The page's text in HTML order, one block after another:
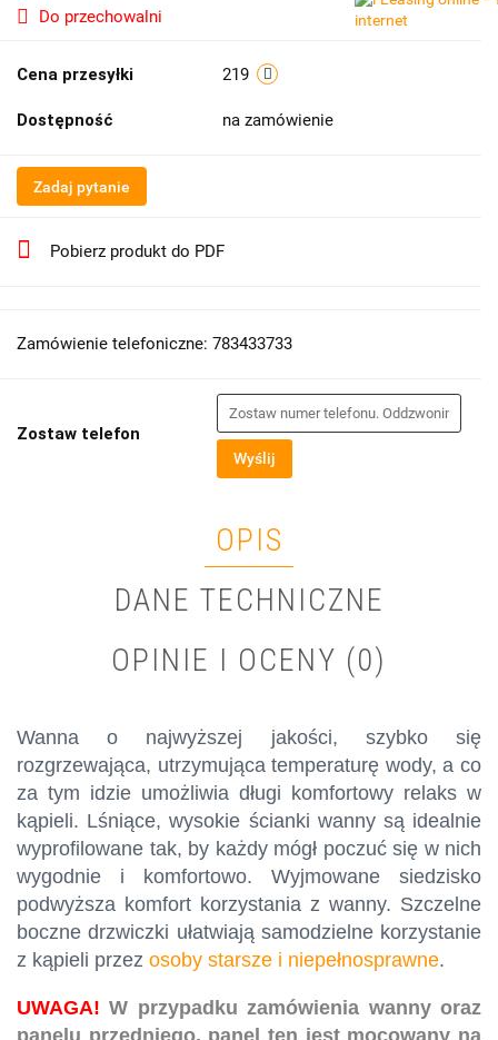
Do przechowalni
Cena przesyłki 219
Dostępność na zamówienie
Zadaj pytanie
Pobierz produkt do PDF
Zamówienie telefoniczne: 783433733
Zostaw telefon
Wyślij
OPIS
DANE TECHNICZNE
OPINIE I OCENY (0)
Wanna o najwyższej jakości, szybko się
rozgrzewająca, utrzymująca temperaturę wody, a co
za tym idzie umożliwia długi komfortowy relaks w
kąpieli. Lśniące, wysokie ścianki wanny są idealnie
wyprofilowane tak, by każdy mógł poczuć się w nich
wygodnie i komfortowo. Wyjmowane siedzisko
podwyższa komfort korzystania z wanny. Szczelne
boczne drzwiczki ułatwiają samodzielne korzystanie
z kąpieli przez osoby starsze i niepełnosprawne.
UWAGA!W przypadku zamówienia wanny oraz